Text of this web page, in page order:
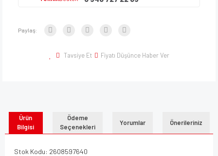
Paylaş:
Tavsiye Et Fiyatı Düşünce Haber Ver
Ürün
Bilgisi
Ödeme
Seçenekleri
Yorumlar Önerileriniz
Stok Kodu: 2608597640